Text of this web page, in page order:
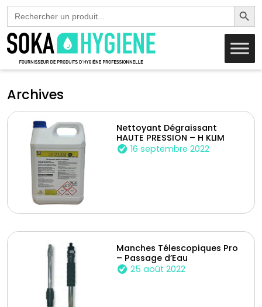
Search
for:
Search
Archives
Nettoyant Dégraissant
HAUTE PRESSION – H KLIM
16 septembre 2022
Manches Télescopiques Pro
– Passage d’Eau
25 août 2022